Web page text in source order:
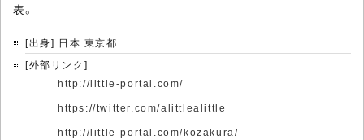
表。
[出身] 日本 東京都
[外部リンク]
http://little-portal.com/
https://twitter.com/alittlealittle
http://little-portal.com/kozakura/